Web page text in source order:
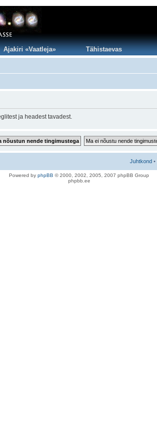
Ajakiri «Vaatleja» Tähistaevas
ja headest tavadest.
Juhtkond •
Powered by phpBB © 2000, 2002, 2005, 2007 phpBB Group
phpbb.ee